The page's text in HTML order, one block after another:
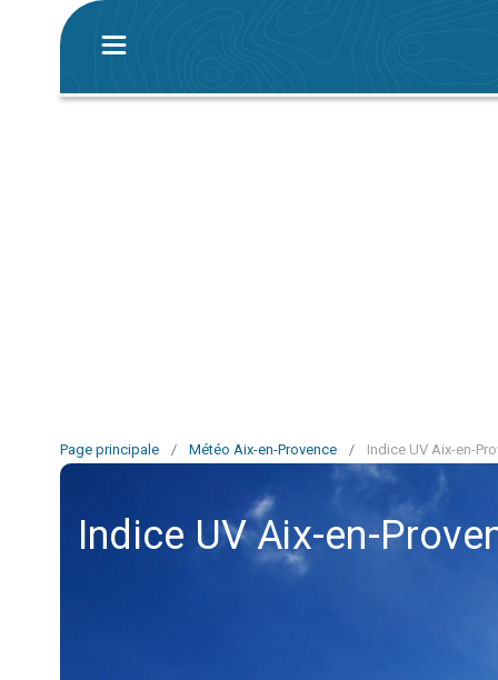
Page principale / Météo Aix-en-Provence / Indice UV Aix-en-
Indice UV Aix-en-